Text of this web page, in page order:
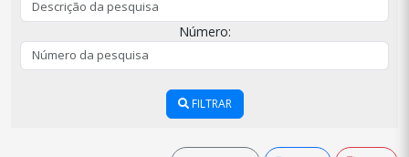
Número:
FILTRAR